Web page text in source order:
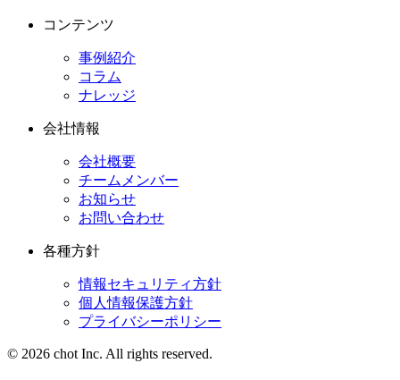
コンテンツ
事例紹介
コラム
ナレッジ
会社情報
会社概要
チームメンバー
お知らせ
お問い合わせ
各種方針
情報セキュリティ方針
個人情報保護方針
プライバシーポリシー
© 2026 chot Inc. All rights reserved.